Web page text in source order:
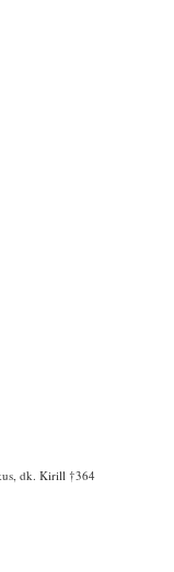
dk. Kirill †364